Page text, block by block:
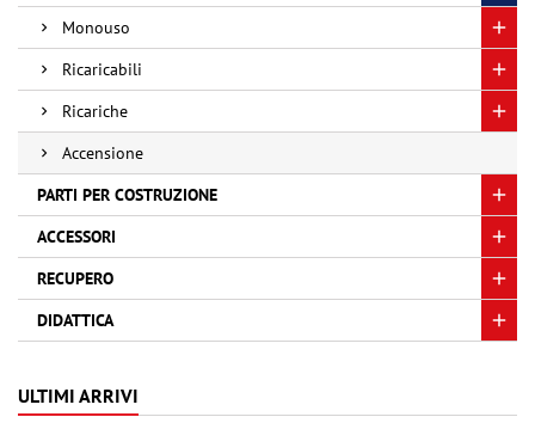
Monouso
Ricaricabili
Ricariche
Accensione
PARTI PER COSTRUZIONE
ACCESSORI
RECUPERO
DIDATTICA
ULTIMI ARRIVI